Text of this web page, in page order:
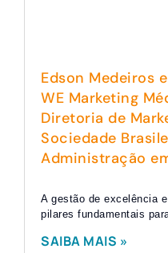
Edson Medeiros
WE Marketing
Diretoria de
Sociedade
Administração
A gestão de excelência
pilares fundamentais
SAIBA MAIS »